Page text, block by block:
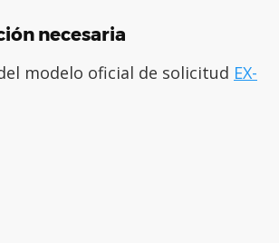
necesaria
modelo oficial de solicitud EX-